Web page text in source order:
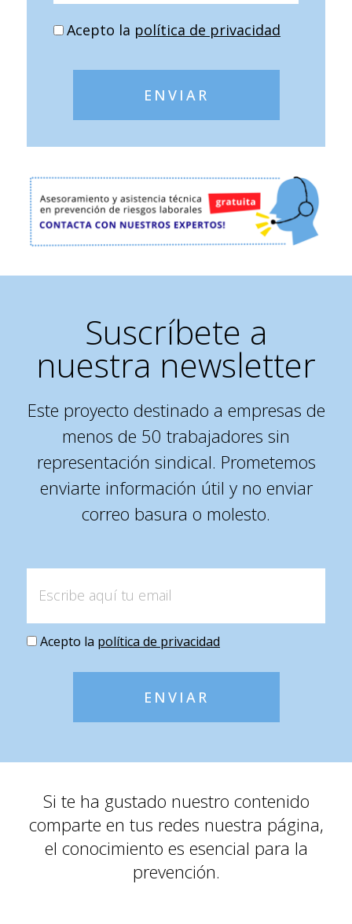
Acepto la política de privacidad
ENVIAR
Suscríbete a
nuestra newsletter
Este proyecto destinado a empresas de
menos de 50 trabajadores sin
representación sindical. Prometemos
enviarte información útil y no enviar
correo basura o molesto.
Acepto la política de privacidad
ENVIAR
Si te ha gustado nuestro contenido
comparte en tus redes nuestra página,
el conocimiento es esencial para la
prevención.